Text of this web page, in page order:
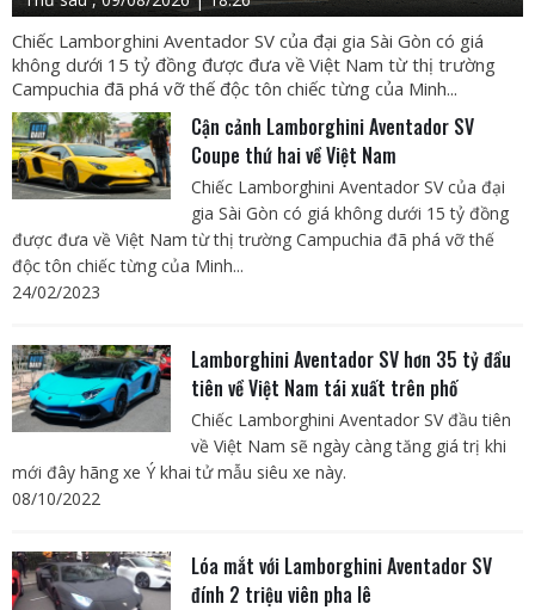
Chiếc Lamborghini Aventador SV của đại gia Sài Gòn có giá
không dưới 15 tỷ đồng được đưa về Việt Nam từ thị trường
Campuchia đã phá vỡ thế độc tôn chiếc từng của Minh...
Cận cảnh Lamborghini Aventador SV
Coupe thứ hai về Việt Nam
Chiếc Lamborghini Aventador SV của đại
gia Sài Gòn có giá không dưới 15 tỷ đồng
được đưa về Việt Nam từ thị trường Campuchia đã phá vỡ thế
độc tôn chiếc từng của Minh...
24/02/2023
Lamborghini Aventador SV hơn 35 tỷ đầu
tiên về Việt Nam tái xuất trên phố
Chiếc Lamborghini Aventador SV đầu tiên
về Việt Nam sẽ ngày càng tăng giá trị khi
mới đây hãng xe Ý khai tử mẫu siêu xe này.
08/10/2022
Lóa mắt với Lamborghini Aventador SV
đính 2 triệu viên pha lê